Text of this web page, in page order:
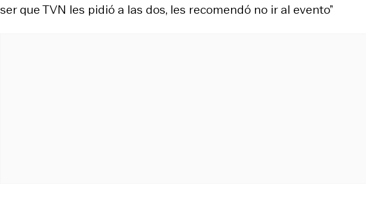
ser que TVN les pidió a las dos, les recomendó no ir al evento”